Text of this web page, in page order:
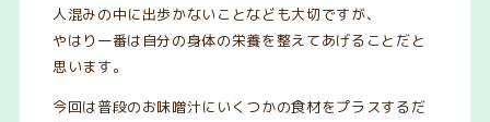
人混みの中に出歩かないことなども大切ですが、
やはり一番は自分の身体の栄養を整えてあげることだと
思います。
今回は普段のお味噌汁にいくつかの食材をプラスするだ